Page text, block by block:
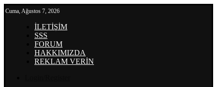
Cuma, Ağustos 7, 2026
İLETİŞİM
SSS
FORUM
HAKKIMIZDA
REKLAM VERİN